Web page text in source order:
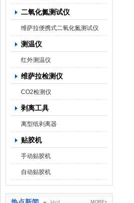
二氧化氮测试仪
维萨拉便携式二氧化氮测试仪
测温仪
红外测温仪
维萨拉检测仪
CO2检测仪
剥离工具
离型纸剥离器
贴胶机
手动贴胶机
自动贴胶机
MORE+